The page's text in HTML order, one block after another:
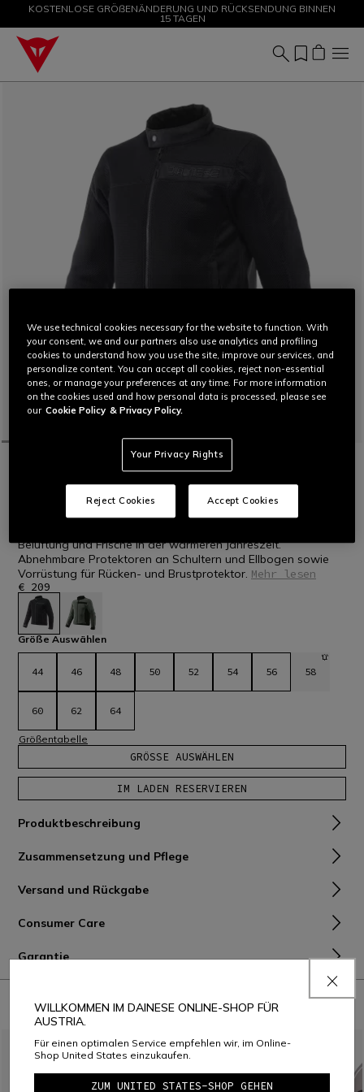
SALE BIS ZU -50 % – JETZT SHOPPEN
KOSTENLOSE GRÖßENÄNDERUNG UND RÜCKSENDUNG BINNEN
15 TAGEN
JACKEN
LISBONA AIR TEX - SOMMER-
MOTORRADJACKE AUS TEXTIL HERREN
Belüftung und Frische in der wärmeren Jahreszeit.
Abnehmbare Protektoren an Schultern und Ellbogen sowie
Vorrüstung für Rücken- und Brustprotektor. Mehr lesen
€ 209
ausgewählt
Größe Auswählen
44 46 48 50 52 54 56 58
60 62 64
Größentabelle
GRÖSSE AUSWÄHLEN
IM LADEN RESERVIEREN
Produktbeschreibung
Zusammensetzung und Pflege
Versand und Rückgabe
Consumer Care
Garantie
KOMBINIEREN MIT
WILLKOMMEN IM DAINESE ONLINE-SHOP FÜR
AUSTRIA.
Für einen optimalen Service empfehlen wir, im Online-
Shop United States einzukaufen.
ZUM UNITED STATES-SHOP GEHEN
We use technical cookies necessary for the website to function. With
your consent, we and our partners also use analytics and profiling
cookies to understand how you use the site, improve our services, and
personalize content. You can accept all cookies, reject non-essential
ones, or manage your preferences at any time. For more information
on the cookies used and how personal data is processed, please see
our Cookie Policy & Privacy Policy.
Your Privacy Rights
Reject Cookies Accept Cookies